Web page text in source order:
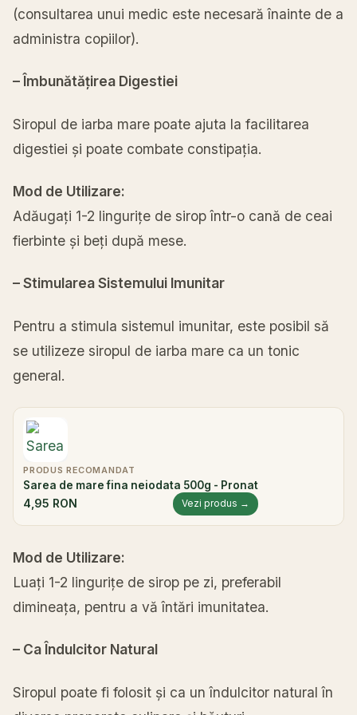
(consultarea unui medic este necesară înainte de a
administra copiilor).
– Îmbunătățirea Digestiei
Siropul de iarba mare poate ajuta la facilitarea
digestiei și poate combate constipația.
Mod de Utilizare:
Adăugați 1-2 lingurițe de sirop într-o cană de ceai
fierbinte și beți după mese.
– Stimularea Sistemului Imunitar
Pentru a stimula sistemul imunitar, este posibil să
se utilizeze siropul de iarba mare ca un tonic
general.
PRODUS RECOMANDAT
Sarea de mare fina neiodata 500g - Pronat
4,95 RON Vezi produs →
Mod de Utilizare:
Luați 1-2 lingurițe de sirop pe zi, preferabil
dimineața, pentru a vă întări imunitatea.
– Ca Îndulcitor Natural
Siropul poate fi folosit și ca un îndulcitor natural în